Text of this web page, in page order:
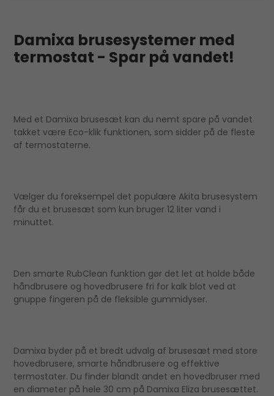
Damixa brusesystemer med
termostat - Spar på vandet!
Med et Damixa brusesæt kan du nemt spare på vandet
takket være Eco-klik funktionen, som sidder på de fleste
af termostaterne.
Vælger du foreksempel det populære Akita brusesystem
får du et brusesæt som kun bruger 12 liter vand i
minuttet.
Den smarte RubClean funktion gør det let at holde både
håndbrusere og hovedbrusere fri for kalk blot ved at
gnuppe fingeren på de fleksible gummidyser.
Damixa byder på et bredt udvalg af brusesæt med store
hovedbrusere, smarte håndbrusere og effektive
termostater. Du finder blandt andet en hovedbruser med
en diameter på hele 30 cm på Damixa Eliza brusesættet.